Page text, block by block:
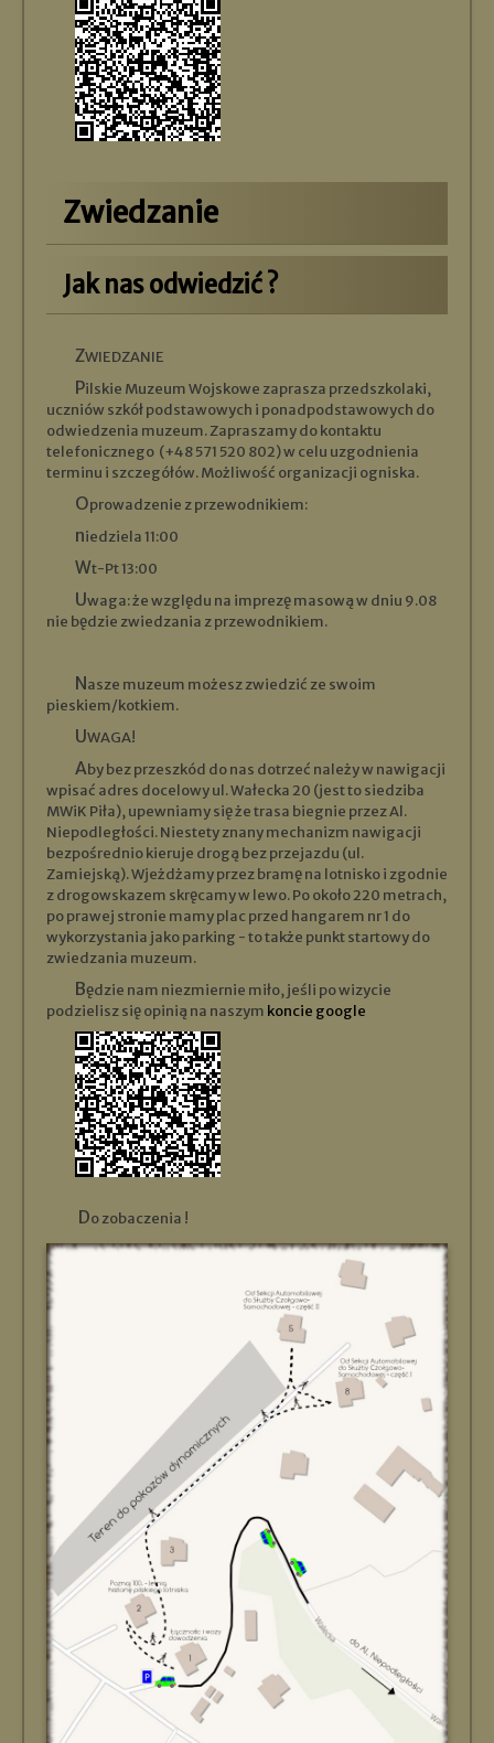
Zwiedzanie
Jak nas odwiedzić ?
ZWIEDZANIE
Pilskie Muzeum Wojskowe zaprasza przedszkolaki,
uczniów szkół podstawowych i ponadpodstawowych do
odwiedzenia muzeum. Zapraszamy do kontaktu
telefonicznego (+48 571 520 802) w celu uzgodnienia
terminu i szczegółów. Możliwość organizacji ogniska.
Oprowadzenie z przewodnikiem:
niedziela 11:00
Wt-Pt 13:00
Uwaga: że względu na imprezę masową w dniu 9.08
nie będzie zwiedzania z przewodnikiem.
Nasze muzeum możesz zwiedzić ze swoim
pieskiem/kotkiem.
UWAGA!
Aby bez przeszkód do nas dotrzeć należy w nawigacji
wpisać adres docelowy ul. Wałecka 20 (jest to siedziba
MWiK Piła), upewniamy się że trasa biegnie przez Al.
Niepodległości. Niestety znany mechanizm nawigacji
bezpośrednio kieruje drogą bez przejazdu (ul.
Zamiejską). Wjeżdżamy przez bramę na lotnisko i zgodnie
z drogowskazem skręcamy w lewo. Po około 220 metrach,
po prawej stronie mamy plac przed hangarem nr 1 do
wykorzystania jako parking - to także punkt startowy do
zwiedzania muzeum.
Będzie nam niezmiernie miło, jeśli po wizycie
podzielisz się opinią na naszym koncie google
Do zobaczenia !